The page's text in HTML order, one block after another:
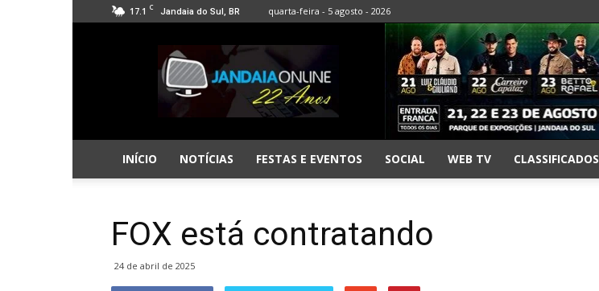
17.1 C Jandaia do Sul, BR quarta-feira - 5 agosto - 2026
Jandaia
Online
INÍCIO NOTÍCIAS FESTAS E EVENTOS SOCIAL WEB TV CLASSIFICADOS
FOX está contratando
24 de abril de 2025